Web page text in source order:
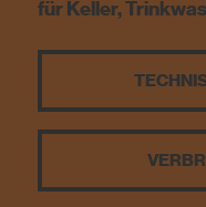
DIY
für Keller,